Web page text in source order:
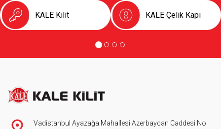
KALE Kilit KALE Çelik Kapı
Vadistanbul Ayazağa Mahallesi Azerbaycan Caddesi No